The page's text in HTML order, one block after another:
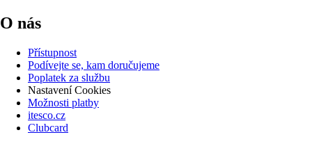
O nás
Přístupnost
Podívejte se, kam doručujeme
Poplatek za službu
Nastavení Cookies
Možnosti platby
itesco.cz
Clubcard